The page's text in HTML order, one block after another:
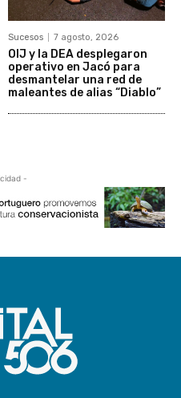
Sucesos 7 agosto, 2026
OIJ y la DEA desplegaron
operativo en Jacó para
desmantelar una red de
maleantes de alias “Diablo”
-